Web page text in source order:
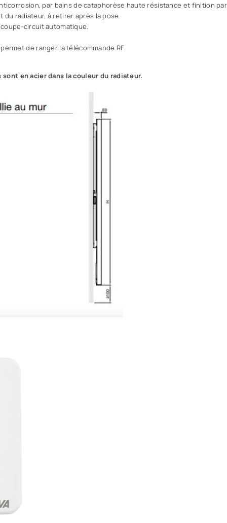
par bains de cataphorèse haute résistance et finition
du radiateur, à retirer après la pose.
circuit automatique.
de ranger la télécommande RF.
en acier dans la couleur du radiateur.